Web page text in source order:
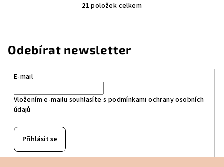
O
á
d
a
p
v
21 položek celkem
Odebírat newsletter
E-mail
Vložením e-mailu souhlasíte s podmínkami ochrany osobních
údajů
Přihlásit se